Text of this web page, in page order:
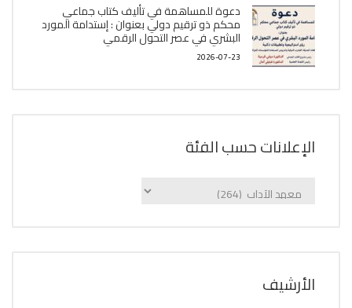
دعوة للمساهمة في تأليف كتاب جماعي
محكم ذو ترقيم دولي بعنوان : إستدامة المورد
البشري في عصر التحول الرقمي
2026-07-23
الإعلانات حسب الفئة
الإعلانات
اﻷرشيف